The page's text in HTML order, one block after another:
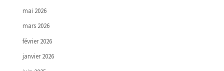
mai 2026
mars 2026
février 2026
janvier 2026